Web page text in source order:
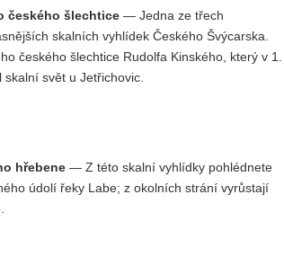
českého šlechtice — Jedna ze třech
skalních vyhlídek Českého Švýcarska.
českého šlechtice Rudolfa Kinského, který v 1.
svět u Jetřichovic.
hřebene — Z této skalní vyhlídky pohlédnete
údolí řeky Labe; z okolních strání vyrůstají